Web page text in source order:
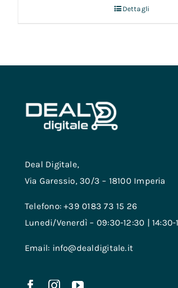
Dettagli
Deal Digitale,
Via Garessio, 30/3 – 18100 Imperia
Telefono: +39 0183 73 15 26
Lunedi/Venerdì – 09:30-12:30 | 14:30-
Email: info@dealdigitale.it